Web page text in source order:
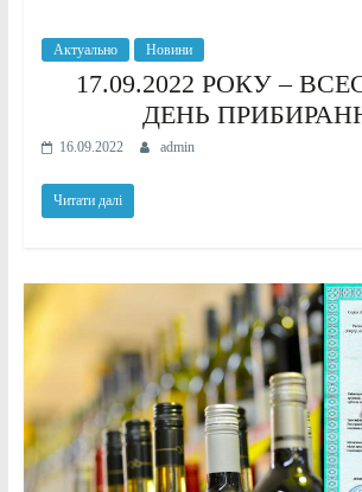
Актуально Новини
17.09.2022 РОКУ –
ДЕНЬ
16.09.2022 admin
Читати далі